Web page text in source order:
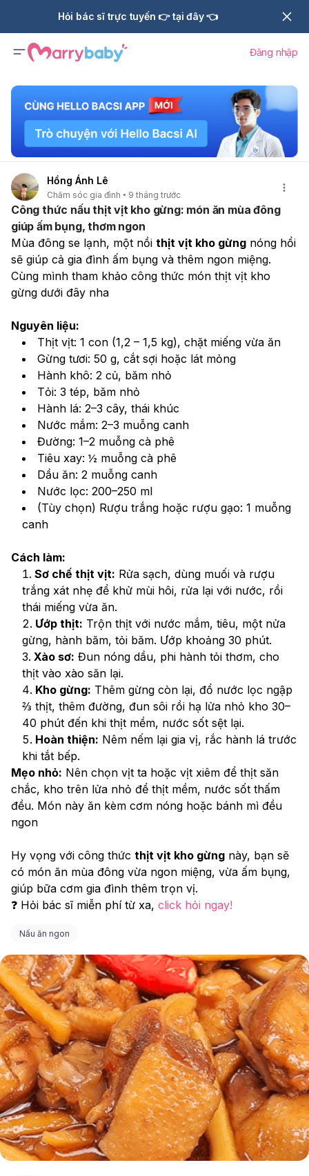
Hỏi bác sĩ trực tuyến 👉 tại đây 👈
Đăng nhập
Hồng Ánh Lê
Chăm sóc gia đình 9 tháng trước
Công thức nấu thịt vịt kho gừng: món ăn mùa đông
giúp ấm bụng, thơm ngon
Mùa đông se lạnh, một nồi thịt vịt kho gừng nóng hổi
sẽ giúp cả gia đình ấm bụng và thêm ngon miệng.
Cùng mình tham khảo công thức món thịt vịt kho
gừng dưới đây nha
Nguyên liệu:
Thịt vịt: 1 con (1,2 – 1,5 kg), chặt miếng vừa ăn
Gừng tươi: 50 g, cắt sợi hoặc lát mỏng
Hành khô: 2 củ, băm nhỏ
Tỏi: 3 tép, băm nhỏ
Hành lá: 2–3 cây, thái khúc
Nước mắm: 2–3 muỗng canh
Đường: 1–2 muỗng cà phê
Tiêu xay: ½ muỗng cà phê
Dầu ăn: 2 muỗng canh
Nước lọc: 200–250 ml
(Tùy chọn) Rượu trắng hoặc rượu gạo: 1 muỗng
canh
Cách làm:
Sơ chế thịt vịt: Rửa sạch, dùng muối và rượu
trắng xát nhẹ để khử mùi hôi, rửa lại với nước, rồi
thái miếng vừa ăn.
Ướp thịt: Trộn thịt với nước mắm, tiêu, một nửa
gừng, hành băm, tỏi băm. Ướp khoảng 30 phút.
Xào sơ: Đun nóng dầu, phi hành tỏi thơm, cho
thịt vào xào săn lại.
Kho gừng: Thêm gừng còn lại, đổ nước lọc ngập
⅔ thịt, thêm đường, đun sôi rồi hạ lửa nhỏ kho 30–
40 phút đến khi thịt mềm, nước sốt sệt lại.
Hoàn thiện: Nêm nếm lại gia vị, rắc hành lá trước
khi tắt bếp.
Mẹo nhỏ: Nên chọn vịt ta hoặc vịt xiêm để thịt săn
chắc, kho trên lửa nhỏ để thịt mềm, nước sốt thấm
đều. Món này ăn kèm cơm nóng hoặc bánh mì đều
ngon
Hy vọng với công thức thịt vịt kho gừng này, bạn sẽ
có món ăn mùa đông vừa ngon miệng, vừa ấm bụng,
giúp bữa cơm gia đình thêm trọn vị.
❓ Hỏi bác sĩ miễn phí từ xa, click hỏi ngay!
Nấu ăn ngon